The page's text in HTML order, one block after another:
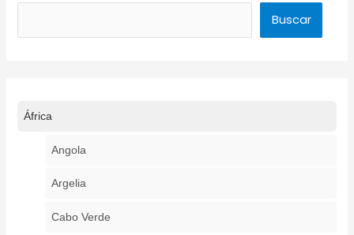
Buscar
África
Angola
Argelia
Cabo Verde